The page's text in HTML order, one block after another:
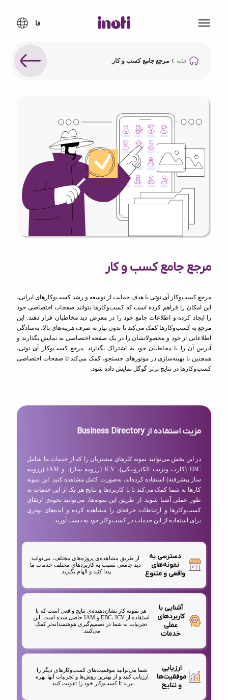
خانه مرجع جامع کسب و کار
مرجع جامع کسب و کار
مرجع کسب‌وکار آی نوتی با هدف حمایت از توسعه و رشد کسب‌وکارهای ایرانی،
این امکان را فراهم کرده است که کسب‌وکارها بتوانند صفحات اختصاصی خود
را ایجاد کرده و اطلاعات جامع خود را در معرض دید مخاطبان قرار دهند. این
مرجع به کسب‌وکارها کمک می‌کند تا بدون نیاز به صرف هزینه‌های بالا، به‌سادگی
اطلاعاتی از خود و محصولاتشان را در یک صفحه اختصاصی به نمایش بگذارند و
آدرس آن را با مخاطبان خود به اشتراک بگذارند. مرجع کسب‌وکار آی نوتی،
همچنین با بهینه‌سازی در موتورهای جستجو، کمک می‌کند تا صفحات اختصاصی
کسب‌وکارها در نتایج برتر گوگل نمایش داده شود.
مزیت استفاده از Business Directory
در این بخش می‌توانید نمونه کارهای مشتریان را که از خدمات ما شامل
EBC (کارت ویزیت الکترونیکی)، ICV (رزومه ساز)، و IAM (رزومه
ساز پیشرفته) استفاده کرده‌اند، به‌صورت کامل مشاهده کنید. این نمونه
کارها به شما کمک می‌کند تا با کاربردها و نتایج هر یک از این خدمات به
طور عملی آشنا شوید. از طریق این نمونه‌ها، می‌توانید نحوه‌ی ارتقای
کسب‌وکارها و ارتباطات حرفه‌ای را مشاهده کرده و ایده‌های بهتری
برای استفاده از این خدمات در کسب‌وکار خود به دست آورید.
دسترسی به
نمونه‌های
واقعی و متنوع
از طریق مشاهده‌ی پروژه‌های مختلف، می‌توانید
دید جامعی نسبت به کاربردهای مختلف خدمات ما
پیدا کنید و الهام بگیرید.
آشنایی با
کاربردهای
عملی
خدمات
هر نمونه کار نشان‌دهنده‌ی نتایج واقعی است که با
استفاده از EBC، ICV و IAM حاصل شده است. این
تجربیات به شما در تصمیم‌گیری هوشمندانه‌تر کمک
می‌کنند.
ارزیابی
موفقیت‌ها
و نتایج
شما می‌توانید موفقیت‌های کسب‌وکارهای دیگر را
ارزیابی کنید و از بهترین روش‌ها و تجربیات آنها بهره
ببرید تا کسب‌وکار خود را تقویت کنید.